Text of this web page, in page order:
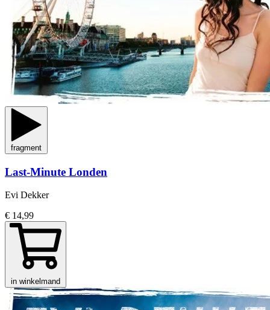
fragment
Last-Minute Londen
Evi Dekker
€ 14,99
in winkelmand